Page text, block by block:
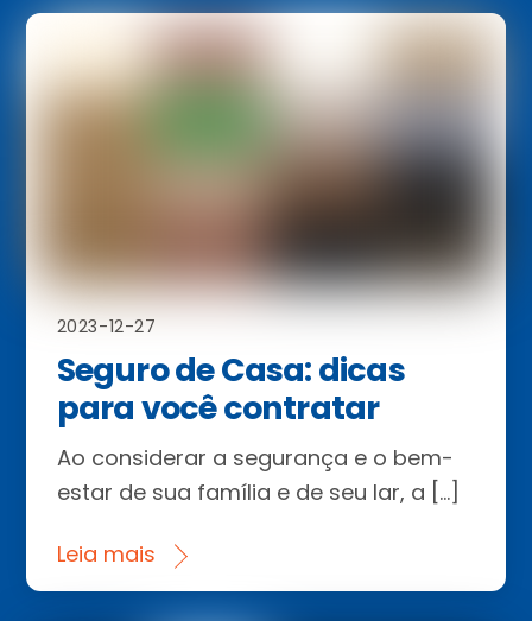
2023-12-27
Seguro de Casa: dicas
para você contratar
Ao considerar a segurança e o bem-
estar de sua família e de seu lar, a […]
Leia mais